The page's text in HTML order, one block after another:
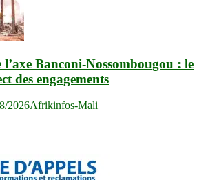
Banconi-Nossombougou : le
des engagements
2026Afrikinfos-Mali